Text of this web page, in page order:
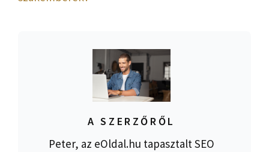
A SZERZŐRŐL
Peter, az eOldal.hu tapasztalt SEO